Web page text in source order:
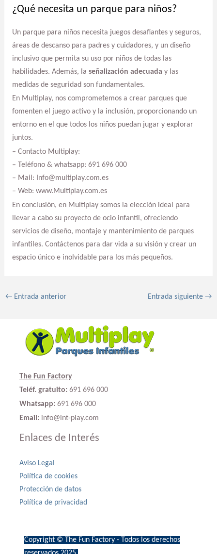
¿Qué necesita un parque para niños?
Un parque para niños necesita juegos desafiantes y seguros,
áreas de descanso para padres y cuidadores, y un diseño
inclusivo que permita su uso por niños de todas las
habilidades. Además, la señalización adecuada y las
medidas de seguridad son fundamentales.
En Multiplay, nos comprometemos a crear parques que
fomenten el juego activo y la inclusión, proporcionando un
entorno en el que todos los niños puedan jugar y explorar
juntos.
– Contacto Multiplay:
– Teléfono & whatsapp: 691 696 000
– Mail: Info@multiplay.com.es
– Web: www.Multiplay.com.es
En conclusión, en Multiplay somos la elección ideal para
llevar a cabo su proyecto de ocio infantil, ofreciendo
servicios de diseño, montaje y mantenimiento de parques
infantiles. Contáctenos para dar vida a su visión y crear un
espacio único e inolvidable para los más pequeños.
←Entrada anterior Entrada siguiente→
The Fun Factory
Teléf. gratuito: 691 696 000
Whatsapp: 691 696 000
Email: info@int-play.com
Enlaces de Interés
Aviso Legal
Política de cookies
Protección de datos
Política de privacidad
Copyright © The Fun Factory - Todos los derechos